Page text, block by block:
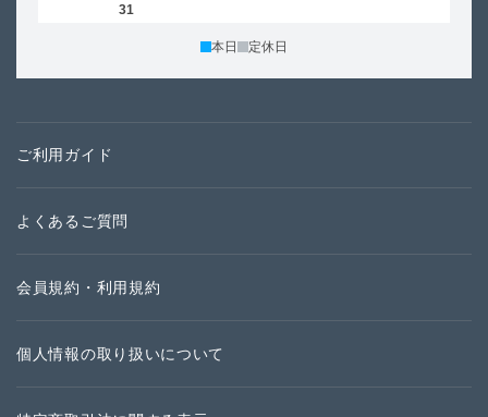
31
本日 定休日
ご利用ガイド
よくあるご質問
会員規約・利用規約
個人情報の取り扱いについて